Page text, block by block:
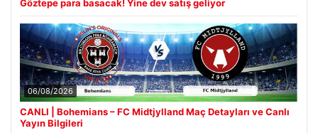
Göztepe para basacak! Yine dev satış geliyor
06/08/2026
CANLI | Bohemians – FC Midtjylland Maç Detayları ve Canlı
Yayın Bilgileri